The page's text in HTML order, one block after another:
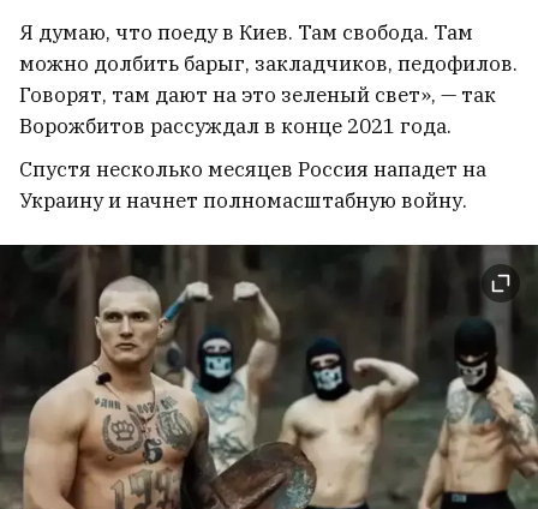
Я думаю, что поеду в Киев. Там свобода. Там
можно долбить барыг, закладчиков, педофилов.
Говорят, там дают на это зеленый свет», — так
Ворожбитов рассуждал в конце 2021 года.
Спустя несколько месяцев Россия нападет на
Украину и начнет полномасштабную войну.